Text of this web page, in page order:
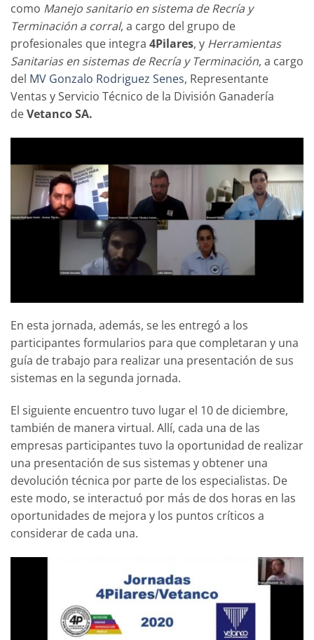
como Manejo sanitario en sistema de Recría y
Terminación a corral, a cargo del grupo de
profesionales que integra 4Pilares, y Herramientas
Sanitarias en sistemas de Recría y Terminación, a cargo
del MV Gonzalo Rodriguez Senes, Representante
Ventas y Servicio Técnico de la División Ganadería
deVetanco SA.
En esta jornada, además, se les entregó a los
participantes formularios para que completaran y una
guía de trabajo para realizar una presentación de sus
sistemas en la segunda jornada.
El siguiente encuentro tuvo lugar el 10 de diciembre,
también de manera virtual. Allí, cada una de las
empresas participantes tuvo la oportunidad de realizar
una presentación de sus sistemas y obtener una
devolución técnica por parte de los especialistas. De
este modo, se interactuó por más de dos horas en las
oportunidades de mejora y los puntos críticos a
considerar de cada una.